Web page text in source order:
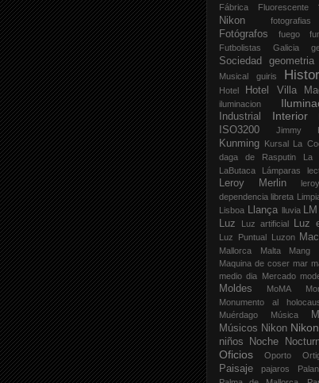
Fábrica Fluorescente
Nikon
fotografias
Fotógrafos fuego
Futbolistas
Galicia
Sociedad
geometria
Musical
guiris
Hotel Hotel Villa
iluminacion
Industrial Interior
ISO3200
Jimmy
Kunming Kursal La
daga de Rasputin
La
LaButaca Lámparas
Leroy Merlin
dependencia libreta
Lisboa Llança lluvia LM
Luz Luz artificial Luz
Luz Puntual Luzon
Mallorca
Malta Mang
Maquina de coser mar
medio dia Mercado
Moldes MoMA
Monumento al
Muérdago
Música
Músicos Nikon
niños
Noche
Oficios Oporto
Paisaje
pajaros